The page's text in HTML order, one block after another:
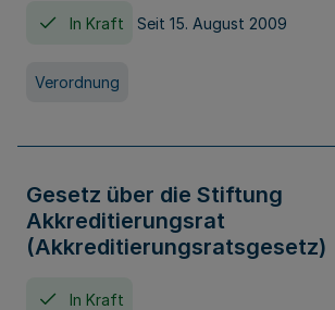
In Kraft Seit 15. August 2009
Verordnung
Gesetz über die Stiftung
Akkreditierungsrat
(Akkreditierungsratsgesetz)
In Kraft